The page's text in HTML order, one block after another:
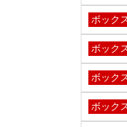
ボック
ボック
ボック
ボック